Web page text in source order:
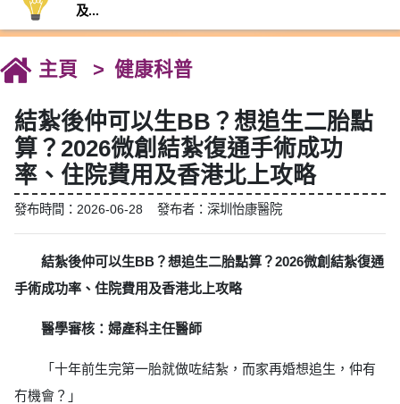
及...
主頁 健康科普
結紮後仲可以生BB？想追生二胎點
算？2026微創結紮復通手術成功
率、住院費用及香港北上攻略
發布時間：2026-06-28 發布者：深圳怡康醫院
結紮後仲可以生BB？想追生二胎點算？2026微創結紮復通
手術成功率、住院費用及香港北上攻略
醫學審核：婦產科主任醫師
「十年前生完第一胎就做咗結紮，而家再婚想追生，仲有
冇機會？」